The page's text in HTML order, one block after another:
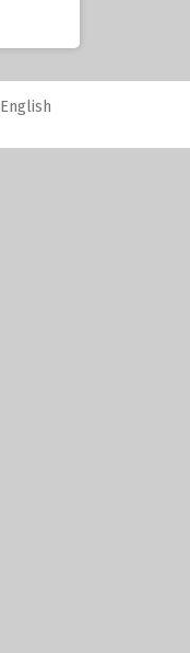
English